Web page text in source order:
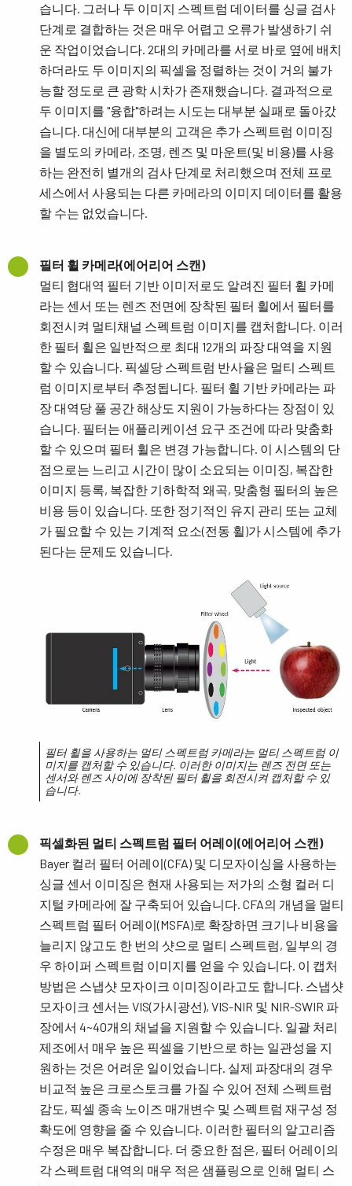
습니다. 그러나 두 이미지 스펙트럼 데이터를 싱글 검사
단계로 결합하는 것은 매우 어렵고 오류가 발생하기 쉬
운 작업이었습니다. 2대의 카메라를 서로 바로 옆에 배치
하더라도 두 이미지의 픽셀을 정렬하는 것이 거의 불가
능할 정도로 큰 광학 시차가 존재했습니다. 결과적으로
두 이미지를 "융합"하려는 시도는 대부분 실패로 돌아갔
습니다. 대신에 대부분의 고객은 추가 스펙트럼 이미징
을 별도의 카메라, 조명, 렌즈 및 마운트(및 비용)를 사용
하는 완전히 별개의 검사 단계로 처리했으며 전체 프로
세스에서 사용되는 다른 카메라의 이미지 데이터를 활용
할 수는 없었습니다.
필터 휠 카메라(에어리어 스캔)
멀티 협대역 필터 기반 이미저로도 알려진 필터 휠 카메
라는 센서 또는 렌즈 전면에 장착된 필터 휠에서 필터를
회전시켜 멀티채널 스펙트럼 이미지를 캡처합니다. 이러
한 필터 휠은 일반적으로 최대 12개의 파장 대역을 지원
할 수 있습니다. 픽셀당 스펙트럼 반사율은 멀티 스펙트
럼 이미지로부터 추정됩니다. 필터 휠 기반 카메라는 파
장 대역당 풀 공간 해상도 지원이 가능하다는 장점이 있
습니다. 필터는 애플리케이션 요구 조건에 따라 맞춤화
할 수 있으며 필터 휠은 변경 가능합니다. 이 시스템의 단
점으로는 느리고 시간이 많이 소요되는 이미징, 복잡한
이미지 등록, 복잡한 기하학적 왜곡, 맞춤형 필터의 높은
비용 등이 있습니다. 또한 정기적인 유지 관리 또는 교체
가 필요할 수 있는 기계적 요소(전동 휠)가 시스템에 추가
된다는 문제도 있습니다.
필터 휠을 사용하는 멀티 스펙트럼 카메라는 멀티 스펙트럼 이
미지를 캡처할 수 있습니다. 이러한 이미지는 렌즈 전면 또는
센서와 렌즈 사이에 장착된 필터 휠을 회전시켜 캡처할 수 있
습니다.
픽셀화된 멀티 스펙트럼 필터 어레이(에어리어 스캔)
Bayer 컬러 필터 어레이(CFA) 및 디모자이싱을 사용하는
싱글 센서 이미징은 현재 사용되는 저가의 소형 컬러 디
지털 카메라에 잘 구축되어 있습니다. CFA의 개념을 멀티
스펙트럼 필터 어레이(MSFA)로 확장하면 크기나 비용을
늘리지 않고도 한 번의 샷으로 멀티 스펙트럼, 일부의 경
우 하이퍼 스펙트럼 이미지를 얻을 수 있습니다. 이 캡처
방법은 스냅샷 모자이크 이미징이라고도 합니다. 스냅샷
모자이크 센서는 VIS(가시광선), VIS-NIR 및 NIR-SWIR 파
장에서 4~40개의 채널을 지원할 수 있습니다. 일괄 처리
제조에서 매우 높은 픽셀을 기반으로 하는 일관성을 지
원하는 것은 어려운 일이었습니다. 실제 파장대의 경우
비교적 높은 크로스토크를 가질 수 있어 전체 스펙트럼
감도, 픽셀 종속 노이즈 매개변수 및 스펙트럼 재구성 정
확도에 영향을 줄 수 있습니다. 이러한 필터의 알고리즘
수정은 매우 복잡합니다. 더 중요한 점은, 필터 어레이의
각 스펙트럼 대역의 매우 적은 샘플링으로 인해 멀티 스